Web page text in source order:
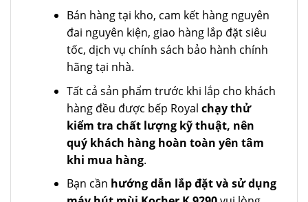
Bán hàng tại kho, cam kết hàng nguyên
đai nguyên kiện, giao hàng lắp đặt siêu
tốc, dịch vụ chính sách bảo hành chính
hãng tại nhà.
Tất cả sản phẩm trước khi lắp cho khách
hàng đều được bếp Royal chạy thử
kiểm tra chất lượng kỹ thuật, nên
quý khách hàng hoàn toàn yên tâm
khi mua hàng.
Bạn cần hướng dẫn lắp đặt và sử dụng